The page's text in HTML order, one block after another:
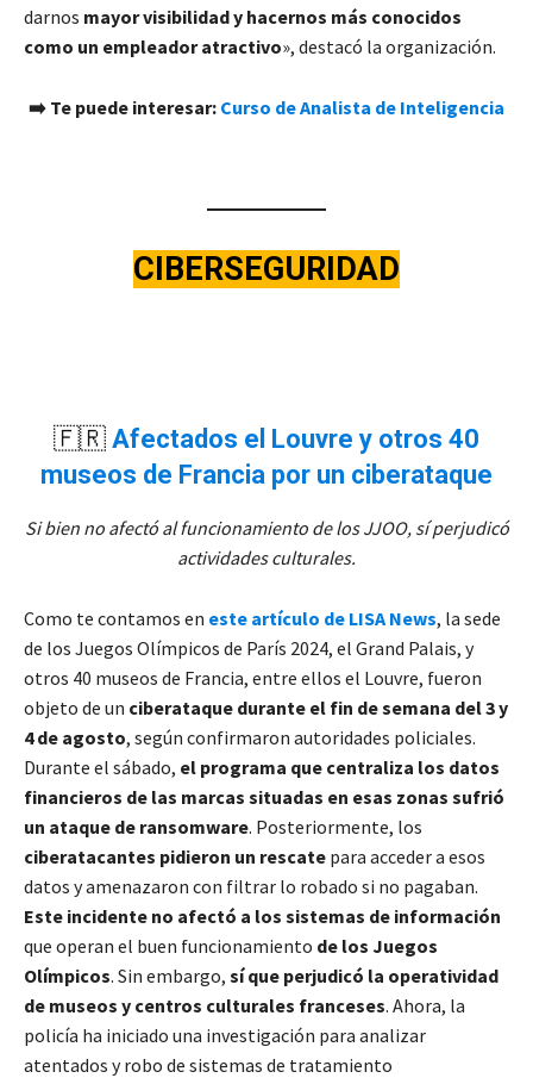
darnos mayor visibilidad y hacernos más conocidos
como un empleador atractivo», destacó la organización.
➡️ Te puede interesar: Curso de Analista de Inteligencia
CIBERSEGURIDAD
🇫🇷 Afectados el Louvre y otros 40
museos de Francia por un ciberataque
Si bien no afectó al funcionamiento de los JJOO, sí perjudicó
actividades culturales.
Como te contamos en este artículo de LISA News, la sede
de los Juegos Olímpicos de París 2024, el Grand Palais, y
otros 40 museos de Francia, entre ellos el Louvre, fueron
objeto de un ciberataque durante el fin de semana del 3 y
4 de agosto, según confirmaron autoridades policiales.
Durante el sábado, el programa que centraliza los datos
financieros de las marcas situadas en esas zonas sufrió
un ataque de ransomware. Posteriormente, los
ciberatacantes pidieron un rescate para acceder a esos
datos y amenazaron con filtrar lo robado si no pagaban.
Este incidente no afectó a los sistemas de información
que operan el buen funcionamiento de los Juegos
Olímpicos. Sin embargo, sí que perjudicó la operatividad
de museos y centros culturales franceses. Ahora, la
policía ha iniciado una investigación para analizar
atentados y robo de sistemas de tratamiento